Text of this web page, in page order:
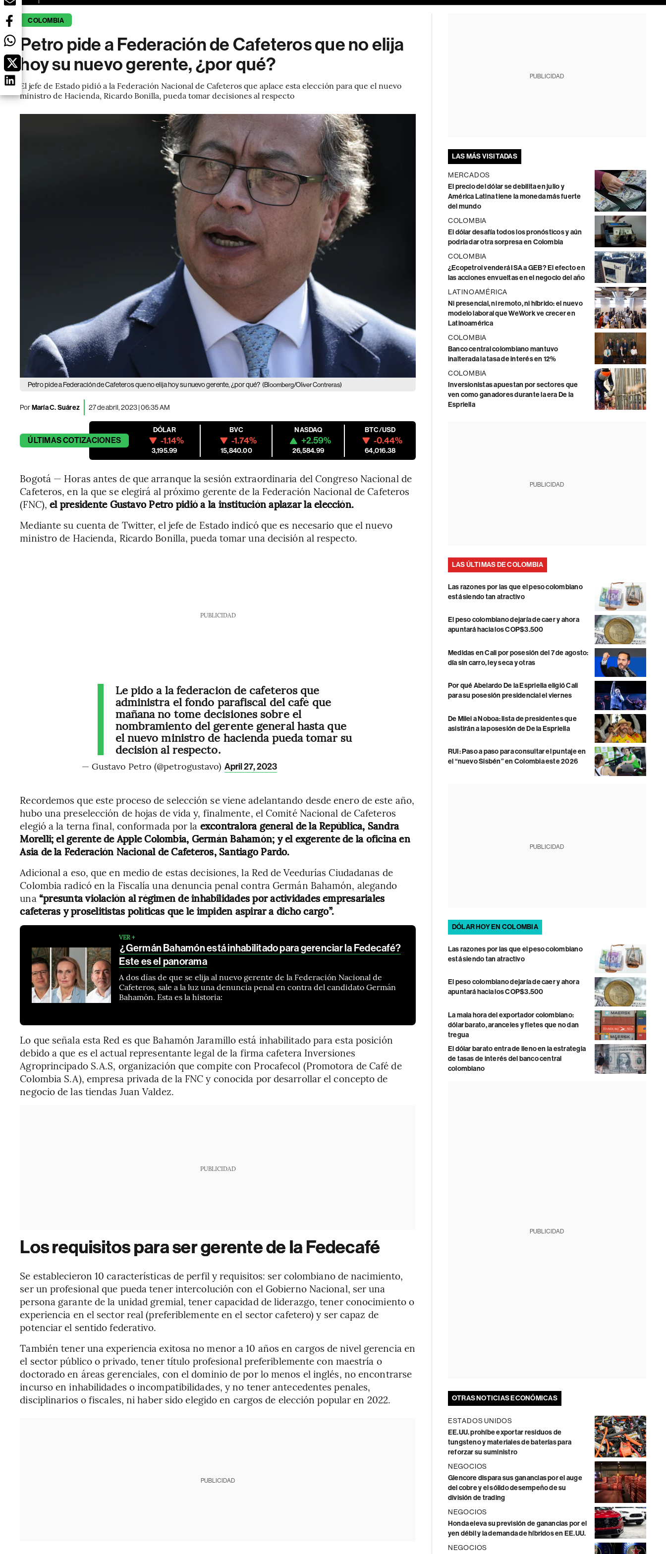
COLOMBIA
Petro pide a Federación de Cafeteros que no elija
hoy su nuevo gerente, ¿por qué?
El jefe de Estado pidió a la Federación Nacional de Cafeteros que aplace esta elección para que el nuevo
ministro de Hacienda, Ricardo Bonilla, pueda tomar decisiones al respecto
Petro pide a Federación de Cafeteros que no elija hoy su nuevo gerente, ¿por qué? (Bloomberg/Oliver Contreras)
PorMaría C. Suárez 27 de abril, 2023 | 06:35 AM
ÚLTIMASCOTIZACIONES
DÓLAR
-1.14%
3,195.99
BVC
-1.74%
15,840.00
NASDAQ
+2.59%
26,584.99
BTC/USD
-0.44%
64,016.38
Bogotá — Horas antes de que arranque la sesión extraordinaria del Congreso Nacional de
Cafeteros, en la que se elegirá al próximo gerente de la Federación Nacional de Cafeteros
(FNC), el presidente Gustavo Petro pidió a la institución aplazar la elección.
Mediante su cuenta de Twitter, el jefe de Estado indicó que es necesario que el nuevo
ministro de Hacienda, Ricardo Bonilla, pueda tomar una decisión al respecto.
PUBLICIDAD
Le pido a la federación de cafeteros que
administra el fondo parafiscal del café que
mañana no tome decisiones sobre el
nombramiento del gerente general hasta que
el nuevo ministro de hacienda pueda tomar su
decisión al respecto.
— Gustavo Petro (@petrogustavo) April 27, 2023
Recordemos que este proceso de selección se viene adelantando desde enero de este año,
hubo una preselección de hojas de vida y, finalmente, el Comité Nacional de Cafeteros
elegió a la terna final, conformada por la excontralora general de la República, Sandra
Morelli; el gerente de Apple Colombia, Germán Bahamón; y el exgerente de la oficina en
Asia de la Federación Nacional de Cafeteros, Santiago Pardo.
Adicional a eso, que en medio de estas decisiones, la Red de Veedurías Ciudadanas de
Colombia radicó en la Fiscalía una denuncia penal contra Germán Bahamón, alegando
una “presunta violación al régimen de inhabilidades por actividades empresariales
cafeteras y proselitistas políticas que le impiden aspirar a dicho cargo”.
VER +
¿Germán Bahamón está inhabilitado para gerenciar la Fedecafé?
Este es el panorama
A dos días de que se elija al nuevo gerente de la Federación Nacional de
Cafeteros, sale a la luz una denuncia penal en contra del candidato Germán
Bahamón. Esta es la historia:
Lo que señala esta Red es que Bahamón Jaramillo está inhabilitado para esta posición
debido a que es el actual representante legal de la firma cafetera Inversiones
Agroprincipado S.A.S, organización que compite con Procafecol (Promotora de Café de
Colombia S.A), empresa privada de la FNC y conocida por desarrollar el concepto de
negocio de las tiendas Juan Valdez.
PUBLICIDAD
Los requisitos para ser gerente de la Fedecafé
Se establecieron 10 características de perfil y requisitos: ser colombiano de nacimiento,
ser un profesional que pueda tener intercolución con el Gobierno Nacional, ser una
persona garante de la unidad gremial, tener capacidad de liderazgo, tener conocimiento o
experiencia en el sector real (preferiblemente en el sector cafetero) y ser capaz de
potenciar el sentido federativo.
También tener una experiencia exitosa no menor a 10 años en cargos de nivel gerencia en
el sector público o privado, tener título profesional preferiblemente con maestría o
doctorado en áreas gerenciales, con el dominio de por lo menos el inglés, no encontrarse
incurso en inhabilidades o incompatibilidades, y no tener antecedentes penales,
disciplinarios o fiscales, ni haber sido elegido en cargos de elección popular en 2022.
PUBLICIDAD
PUBLICIDAD
LAS MÁS VISITADAS
MERCADOS
El precio del dólar se debilita en julio y
América Latina tiene la moneda más fuerte
del mundo
COLOMBIA
El dólar desafía todos los pronósticos y aún
podría dar otra sorpresa en Colombia
COLOMBIA
¿Ecopetrol venderá ISA a GEB? El efecto en
las acciones envueltas en el negocio del año
LATINOAMÉRICA
Ni presencial, ni remoto, ni híbrido: el nuevo
modelo laboral que WeWork ve crecer en
Latinoamérica
COLOMBIA
Banco central colombiano mantuvo
inalterada la tasa de interés en 12%
COLOMBIA
Inversionistas apuestan por sectores que
ven como ganadores durante la era De la
Espriella
PUBLICIDAD
LAS ÚLTIMAS DE COLOMBIA
Las razones por las que el peso colombiano
está siendo tan atractivo
El peso colombiano dejaría de caer y ahora
apuntará hacia los COP$3.500
Medidas en Cali por posesión del 7 de agosto:
día sin carro, ley seca y otras
Por qué Abelardo De la Espriella eligió Cali
para su posesión presidencial el viernes
De Milei a Noboa: lista de presidentes que
asistirán a la posesión de De la Espriella
RUI: Paso a paso para consultar el puntaje en
el “nuevo Sisbén” en Colombia este 2026
PUBLICIDAD
DÓLAR HOY EN COLOMBIA
Las razones por las que el peso colombiano
está siendo tan atractivo
El peso colombiano dejaría de caer y ahora
apuntará hacia los COP$3.500
La mala hora del exportador colombiano:
dólar barato, aranceles y fletes que no dan
tregua
El dólar barato entra de lleno en la estrategia
de tasas de interés del banco central
colombiano
PUBLICIDAD
OTRAS NOTICIAS ECONÓMICAS
ESTADOS UNIDOS
EE.UU. prohíbe exportar residuos de
tungsteno y materiales de baterías para
reforzar su suministro
NEGOCIOS
Glencore dispara sus ganancias por el auge
del cobre y el sólido desempeño de su
división de trading
NEGOCIOS
Honda eleva su previsión de ganancias por el
yen débil y la demanda de híbridos en EE.UU.
NEGOCIOS